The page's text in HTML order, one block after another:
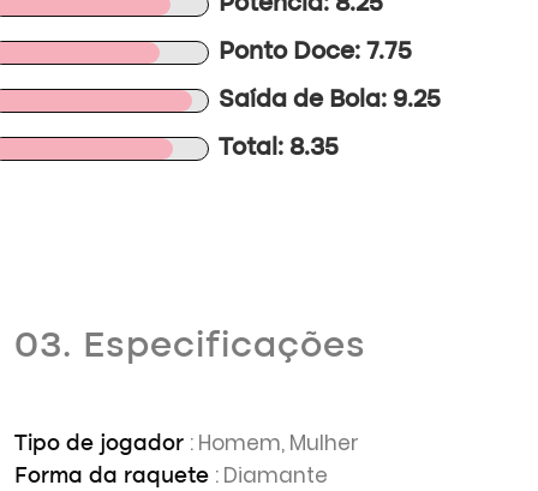
Potência: 8.25
Ponto Doce: 7.75
Saída de Bola: 9.25
Total: 8.35
03. Especificações
Tipo de jogador : Homem, Mulher
Forma da raquete : Diamante